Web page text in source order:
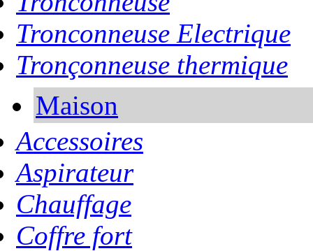
Tronconneuse Electrique
Tronçonneuse thermique
Maison
Accessoires
Aspirateur
Chauffage
Coffre fort